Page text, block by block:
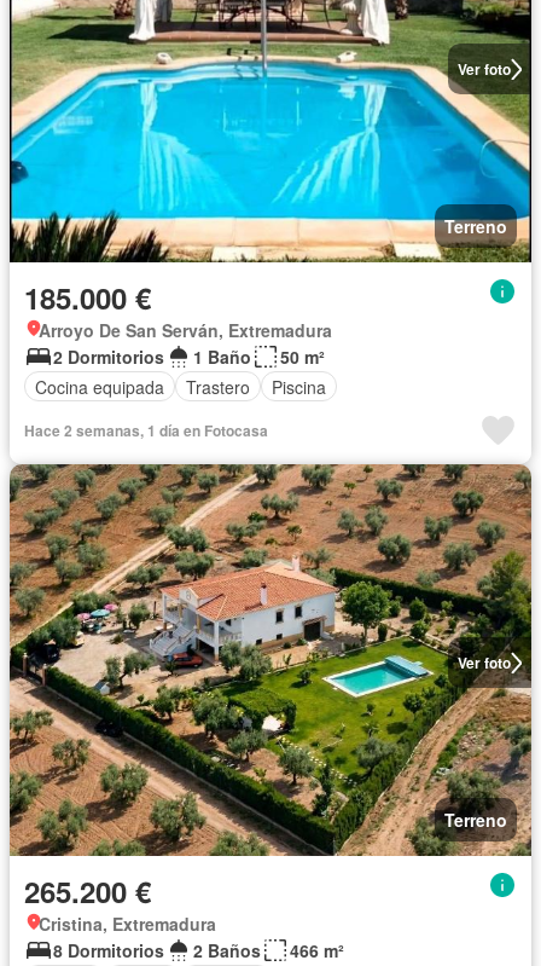
Ver foto
Terreno
185.000 €
Arroyo De San Serván, Extremadura
2 Dormitorios
1 Baño
50 m²
Cocina equipada
Trastero Piscina
Hace 2 semanas, 1 día en Fotocasa
Ver foto
Terreno
265.200 €
Cristina, Extremadura
8 Dormitorios
2 Baños
466 m²